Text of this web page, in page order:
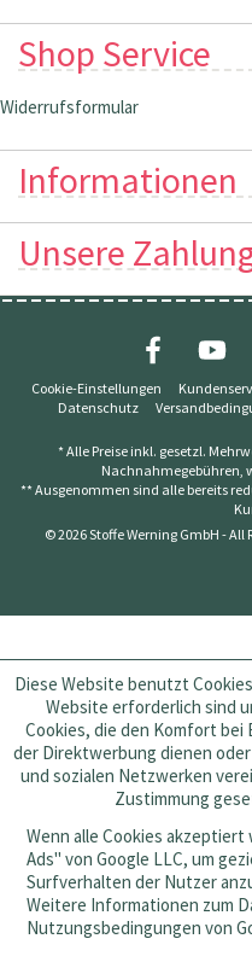
Shop Service
Widerrufsformular
Informationen
Unsere
Cookie-Einstellungen
Datenschutz
* Alle Preise inkl. gesetzl.
Nachnahmegebühren,
** Ausgenommen sind alle bereits
© 2026 Stoffe Werning GmbH - All
Diese Website benutzt
Website erforderlich sind
Cookies, die den Komfort
der Direktwerbung dienen
und sozialen Netzwerken
Zustimmung
Wenn alle Cookies
Ads" von Google LLC, um
Surfverhalten der Nutzer
Weitere Informationen zum
Nutzungsbedingungen von